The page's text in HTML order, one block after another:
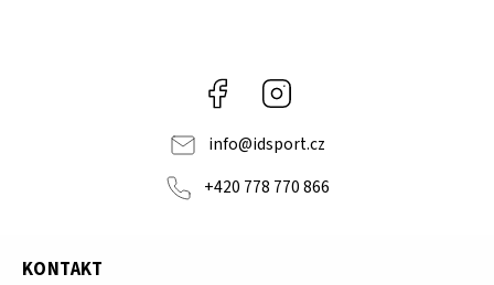
Facebook
info@idsport.cz
+420 778 770 866
KONTAKT